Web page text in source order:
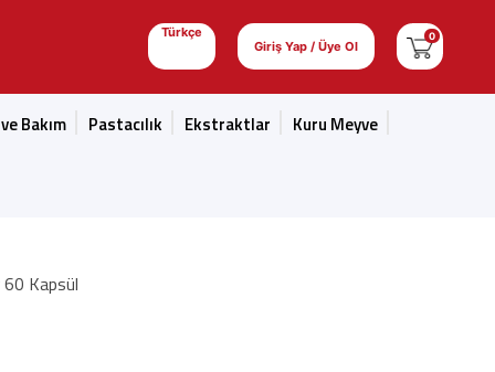
Türkçe
Giriş Yap / Üye Ol
0
Bakım Pastacılık Ekstraktlar Kuru Meyve
Kapsül